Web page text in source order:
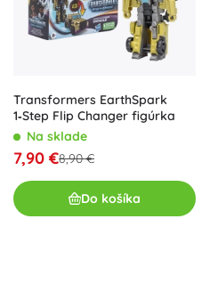
Transformers EarthSpark
1‑Step Flip Changer figúrka
Na sklade
7,90 €8,90 €
Do košíka